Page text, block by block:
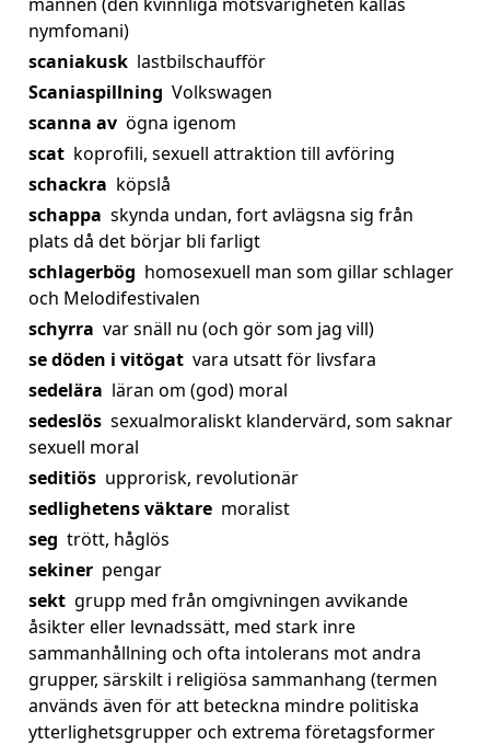
nymfomani)
scaniakusk lastbilschaufför
Scaniaspillning Volkswagen
scanna av ögna igenom
scat koprofili, sexuell attraktion till avföring
schackra köpslå
schappa skynda undan, fort avlägsna sig från
plats då det börjar bli farligt
schlagerbög homosexuell man som gillar schlager
och Melodifestivalen
schyrra var snäll nu (och gör som jag vill)
se döden i vitögat vara utsatt för livsfara
sedelära läran om (god) moral
sedeslös sexualmoraliskt klandervärd, som saknar
sexuell moral
seditiös upprorisk, revolutionär
sedlighetens väktare moralist
seg trött, håglös
sekiner pengar
sekt grupp med från omgivningen avvikande
åsikter eller levnadssätt, med stark inre
sammanhållning och ofta intolerans mot andra
grupper, särskilt i religiösa sammanhang (termen
används även för att beteckna mindre politiska
ytterlighetsgrupper och extrema företagsformer